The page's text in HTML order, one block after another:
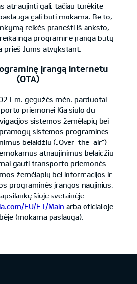
atnaujinti gali, tačiau turėkite
gali būti mokama. Be to,
reikės pranešti iš anksto,
programinė įranga būtų
prieš Jums atvykstant.
įrangą internetu
(OTA)
m. gegužės mėn. parduotai
priemonei Kia siūlo du
sistemos žemėlapių bei
sistemos programinės
belaidžiu („Over-the-air“)
atnaujinimus belaidžiu
gauti transporto priemonės
žemėlapių bei informacijos ir
programinės įrangos naujinius,
šioje svetainėje
EU/E1/Main arba oficialioje
(mokama paslauga).